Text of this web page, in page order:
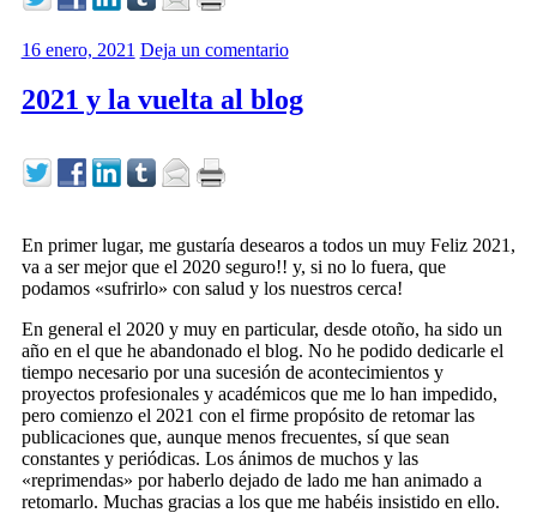
16 enero, 2021 Deja un comentario
2021 y la vuelta al blog
En primer lugar, me gustaría desearos a todos un muy Feliz 2021,
va a ser mejor que el 2020 seguro!! y, si no lo fuera, que
podamos «sufrirlo» con salud y los nuestros cerca!
En general el 2020 y muy en particular, desde otoño, ha sido un
año en el que he abandonado el blog. No he podido dedicarle el
tiempo necesario por una sucesión de acontecimientos y
proyectos profesionales y académicos que me lo han impedido,
pero comienzo el 2021 con el firme propósito de retomar las
publicaciones que, aunque menos frecuentes, sí que sean
constantes y periódicas. Los ánimos de muchos y las
«reprimendas» por haberlo dejado de lado me han animado a
retomarlo. Muchas gracias a los que me habéis insistido en ello.